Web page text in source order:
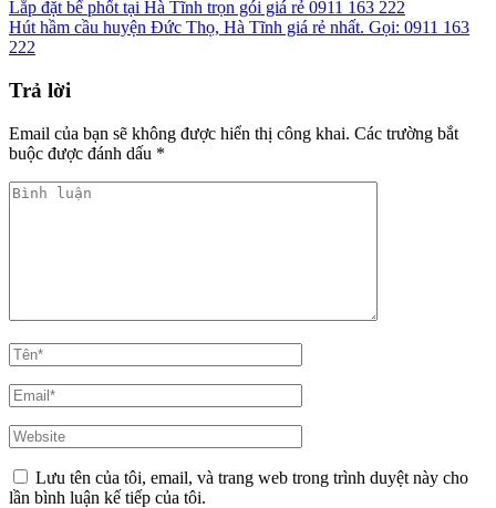
Điều
hướng
viết
Lắp đặt bể phốt tại Hà Tĩnh trọn gói giá rẻ 0911 163 222
Hút hầm cầu huyện Đức Thọ, Hà Tĩnh giá rẻ nhất. Gọi: 0911 163
222
Trả lời
Email của bạn sẽ không được hiển thị công khai. Các trường bắt
buộc được đánh dấu *
Bình
Tên*
Email*
Website
Lưu tên của tôi, email, và trang web trong trình duyệt này cho
lần bình luận kế tiếp của tôi.